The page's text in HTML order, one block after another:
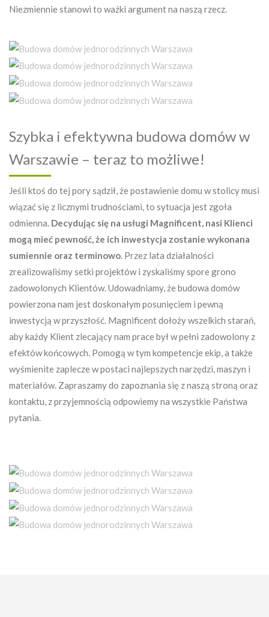
Niezmiennie stanowi to ważki argument na naszą rzecz.
Szybka i efektywna budowa domów w
Warszawie – teraz to możliwe!
Jeśli ktoś do tej pory sądził, że postawienie domu w stolicy musi
wiązać się z licznymi trudnościami, to sytuacja jest zgoła
odmienna. Decydując się na usługi Magnificent, nasi Klienci
mogą mieć pewność, że ich inwestycja zostanie wykonana
sumiennie oraz terminowo. Przez lata działalności
zrealizowaliśmy setki projektów i zyskaliśmy spore grono
zadowolonych Klientów. Udowadniamy, że budowa domów
powierzona nam jest doskonałym posunięciem i pewną
inwestycją w przyszłość. Magnificent dołoży wszelkich starań,
aby każdy Klient zlecający nam prace był w pełni zadowolony z
efektów końcowych. Pomogą w tym kompetencje ekip, a także
wyśmienite zaplecze w postaci najlepszych narzędzi, maszyn i
materiałów. Zapraszamy do zapoznania się z naszą stroną oraz
kontaktu, z przyjemnością odpowiemy na wszystkie Państwa
pytania.